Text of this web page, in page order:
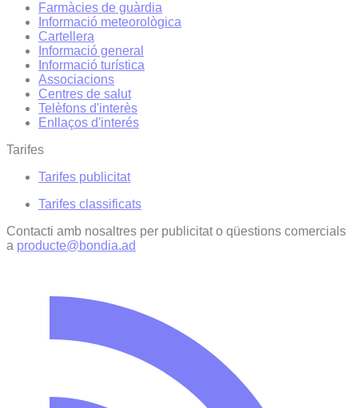
Farmàcies de guàrdia
Informació meteorològica
Cartellera
Informació general
Informació turística
Associacions
Centres de salut
Telèfons d'interès
Enllaços d'interés
Tarifes
Tarifes publicitat
Tarifes classificats
Contacti amb nosaltres per publicitat o qüestions comercials
a producte@bondia.ad